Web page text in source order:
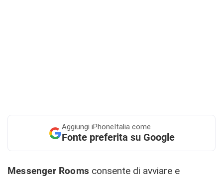
Aggiungi iPhoneItalia come
Fonte preferita su Google
Messenger Rooms consente di avviare e